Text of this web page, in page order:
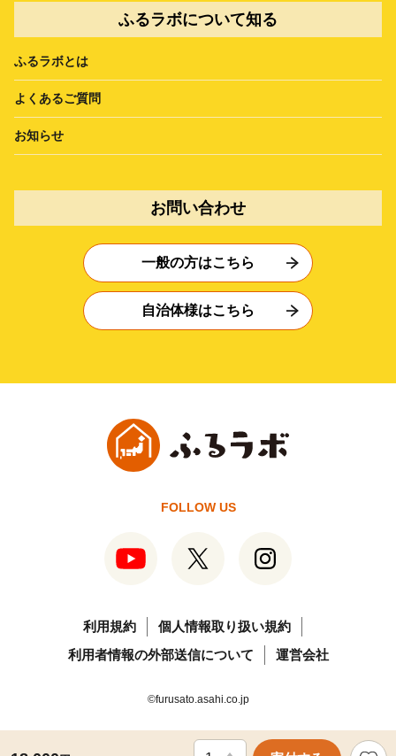
ふるラボについて知る
ふるラボとは
よくあるご質問
お知らせ
お問い合わせ
一般の方はこちら
自治体様はこちら
FOLLOW US
利用規約
個人情報取り扱い規約
利用者情報の外部送信について
運営会社
©furusato.asahi.co.jp